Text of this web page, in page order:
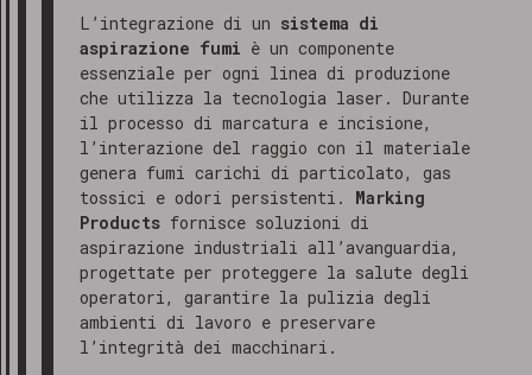
L’integrazione di un sistema di
aspirazione fumi è un componente
essenziale per ogni linea di produzione
che utilizza la tecnologia laser. Durante
il processo di marcatura e incisione,
l’interazione del raggio con il materiale
genera fumi carichi di particolato, gas
tossici e odori persistenti. Marking
Products fornisce soluzioni di
aspirazione industriali all’avanguardia,
progettate per proteggere la salute degli
operatori, garantire la pulizia degli
ambienti di lavoro e preservare
l’integrità dei macchinari.